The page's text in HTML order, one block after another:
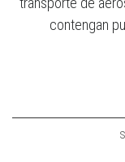
contengan